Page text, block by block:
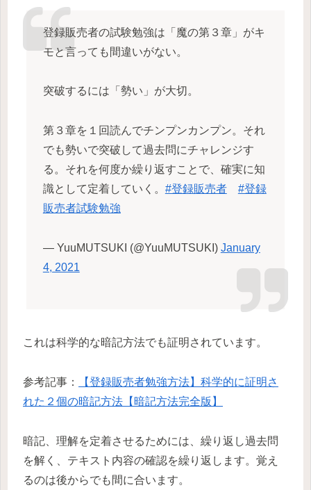
登録販売者の試験勉強は「魔の第３章」がキ
モと言っても間違いがない。
突破するには「勢い」が大切。
第３章を１回読んでチンプンカンプン。それ
でも勢いで突破して過去問にチャレンジす
る。それを何度か繰り返すことで、確実に知
識として定着していく。 #登録販売者
#登録
販売者試験勉強
— YuuMUTSUKI (@YuuMUTSUKI) January
4, 2021
これは科学的な暗記方法でも証明されています。
参考記事：
【登録販売者勉強方法】科学的に証明さ
れた２個の暗記方法【暗記方法完全版】
暗記、理解を定着させるためには、繰り返し過去問
を解く、テキスト内容の確認を繰り返します。覚え
るのは後からでも間に合います。